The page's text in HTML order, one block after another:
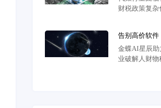
务流程。
高效解决方案
财税政策复杂
需求。金蝶AI
财税平台凭借
系统与自动化
告别高价软件
Excel进销存
财税融合方案
金蝶AI星辰助
业破解人财物